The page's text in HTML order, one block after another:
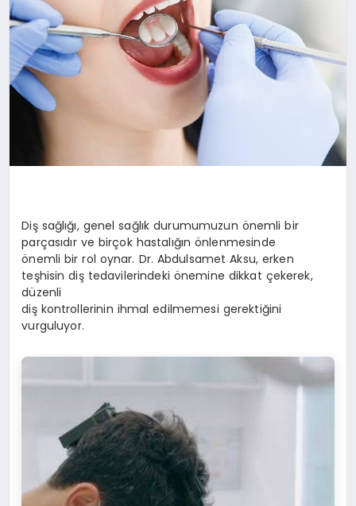
Diş sağlığı, genel sağlık durumumuzun önemli bir
parçasıdır ve birçok hastalığın önlenmesinde
önemli bir rol oynar. Dr. Abdulsamet Aksu, erken
teşhisin diş tedavilerindeki önemine dikkat çekerek,
düzenli
diş kontrollerinin ihmal edilmemesi gerektiğini
vurguluyor.